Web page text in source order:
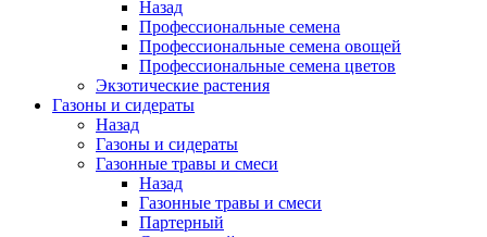
Назад
Профессиональные семена
Профессиональные семена овощей
Профессиональные семена цветов
Экзотические растения
Газоны и сидераты
Назад
Газоны и сидераты
Газонные травы и смеси
Назад
Газонные травы и смеси
Партерный